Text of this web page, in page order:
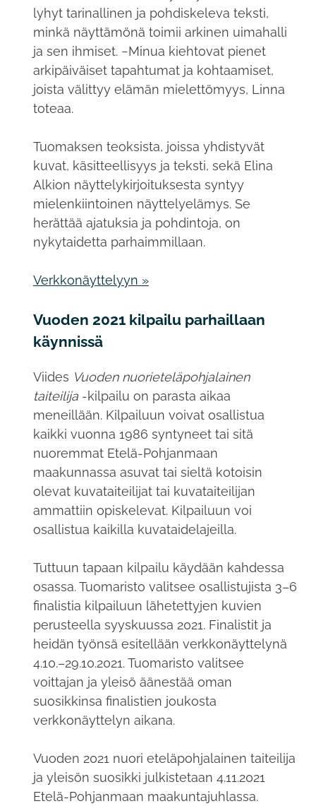
lyhyt tarinallinen ja pohdiskeleva teksti,
minkä näyttämönä toimii arkinen uimahalli
ja sen ihmiset. −Minua kiehtovat pienet
arkipäiväiset tapahtumat ja kohtaamiset,
joista välittyy elämän mielettömyys, Linna
toteaa.
Tuomaksen teoksista, joissa yhdistyvät
kuvat, käsitteellisyys ja teksti, sekä Elina
Alkion näyttelykirjoituksesta syntyy
mielenkiintoinen näyttelyelämys. Se
herättää ajatuksia ja pohdintoja, on
nykytaidetta parhaimmillaan.
Verkkonäyttelyyn »
Vuoden 2021 kilpailu parhaillaan
käynnissä
Viides Vuoden nuorieteläpohjalainen
taiteilija-kilpailu on parasta aikaa
meneillään. Kilpailuun voivat osallistua
kaikki vuonna 1986 syntyneet tai sitä
nuoremmat Etelä-Pohjanmaan
maakunnassa asuvat tai sieltä kotoisin
olevat kuvataiteilijat tai kuvataiteilijan
ammattiin opiskelevat. Kilpailuun voi
osallistua kaikilla kuvataidelajeilla.
Tuttuun tapaan kilpailu käydään kahdessa
osassa. Tuomaristo valitsee osallistujista 3–6
finalistia kilpailuun lähetettyjen kuvien
perusteella syyskuussa 2021. Finalistit ja
heidän työnsä esitellään verkkonäyttelynä
4.10.–29.10.2021. Tuomaristo valitsee
voittajan ja yleisö äänestää oman
suosikkinsa finalistien joukosta
verkkonäyttelyn aikana.
Vuoden 2021 nuori eteläpohjalainen taiteilija
ja yleisön suosikki julkistetaan 4.11.2021
Etelä-Pohjanmaan maakuntajuhlassa.